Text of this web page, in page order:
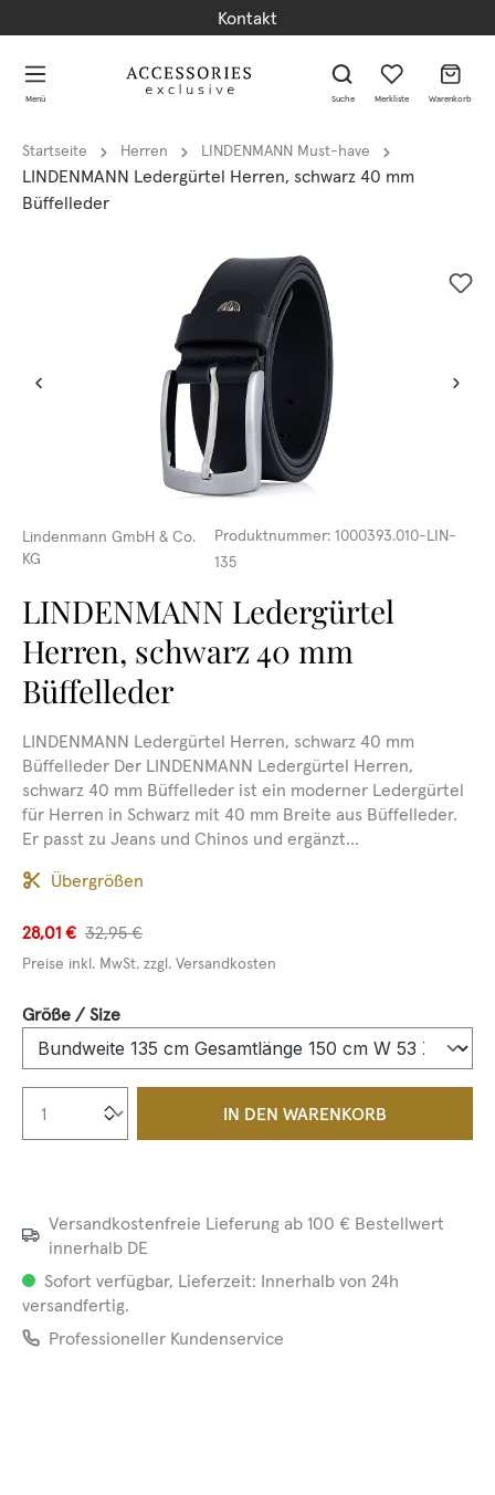
Kontakt
Menü Suche Merkliste Warenkorb
Startseite Herren LINDENMANN Must-have
LINDENMANN Ledergürtel Herren, schwarz 40 mm
Büffelleder
Lindenmann GmbH & Co.
KG
Produktnummer:1000393.010-LIN-
135
LINDENMANN Ledergürtel
Herren, schwarz 40 mm
Büffelleder
LINDENMANN Ledergürtel Herren, schwarz 40 mm
Büffelleder Der LINDENMANN Ledergürtel Herren,
schwarz 40 mm Büffelleder ist ein moderner Ledergürtel
für Herren in Schwarz mit 40 mm Breite aus Büffelleder.
Er passt zu Jeans und Chinos und ergänzt...
Übergrößen
28,01 € 32,95 €
Preise inkl. MwSt. zzgl. Versandkosten
Größe / Sizeauswählen
Produkt Anzahl: Gib den
IN DEN WARENKORB
Versandkostenfreie Lieferung ab 100 € Bestellwert
innerhalb DE
Sofort verfügbar, Lieferzeit: Innerhalb von 24h
versandfertig.
Professioneller Kundenservice